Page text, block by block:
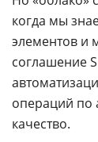
когда мы
элементов и
соглашение
операций по
качество.